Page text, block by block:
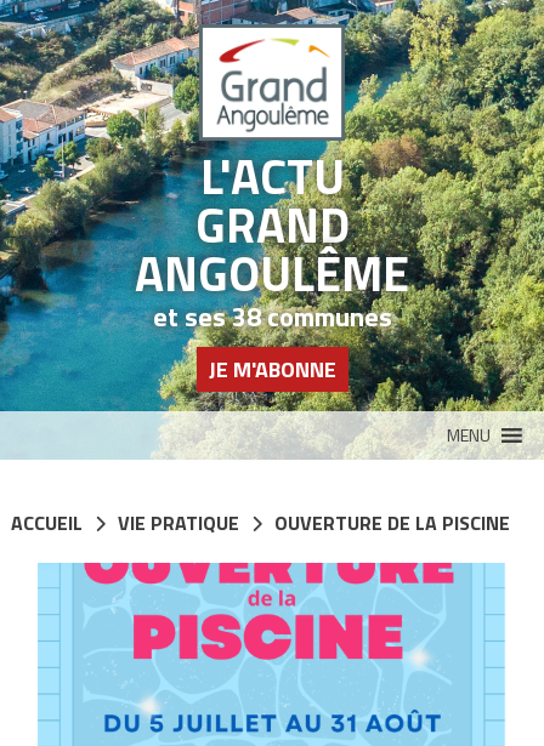
L'ACTU
GRAND
ANGOULÊME
et ses 38 communes
JE M'ABONNE
MENU
ACCUEIL VIE PRATIQUE OUVERTURE DE LA PISCINE
Panneau de gestion des cookies